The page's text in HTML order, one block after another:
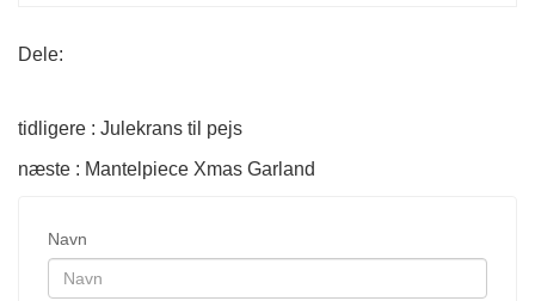
Dele:
tidligere : Julekrans til pejs
næste : Mantelpiece Xmas Garland
Navn